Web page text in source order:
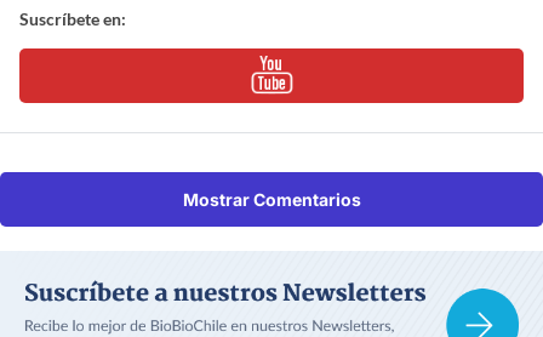
Suscríbete en:
Mostrar Comentarios